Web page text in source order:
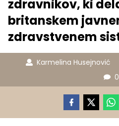
zdravnikov, ki
britanskem
zdravstvenem
Karmelina Husejnović
0